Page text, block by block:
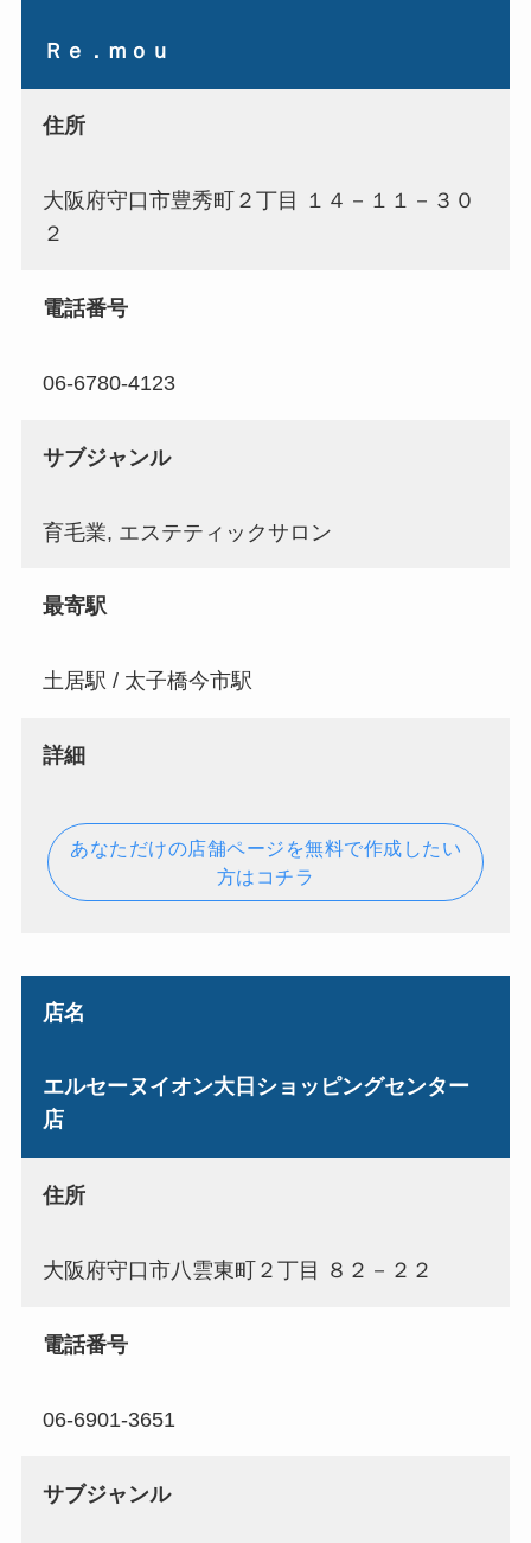
Ｒｅ．ｍｏｕ
住所
大阪府守口市豊秀町２丁目 １４－１１－３０
２
電話番号
06-6780-4123
サブジャンル
育毛業, エステティックサロン
最寄駅
土居駅 / 太子橋今市駅
詳細
あなただけの店舗ページを無料で作成したい
方はコチラ
店名
エルセーヌイオン大日ショッピングセンター
店
住所
大阪府守口市八雲東町２丁目 ８２－２２
電話番号
06-6901-3651
サブジャンル